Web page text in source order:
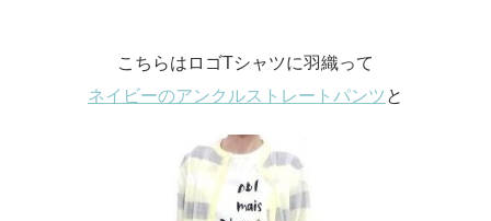
こちらはロゴTシャツに羽織って
ネイビーのアンクルストレートパンツ と